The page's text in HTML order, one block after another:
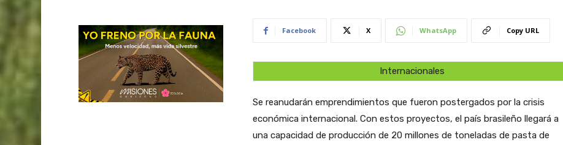
Facebook X WhatsApp Copy URL
Internacionales
Se reanudarán emprendimientos que fueron postergados por la crisis
económica internacional. Con estos proyectos, el país brasileño llegará a
una capacidad de producción de 20 millones de toneladas de pasta de